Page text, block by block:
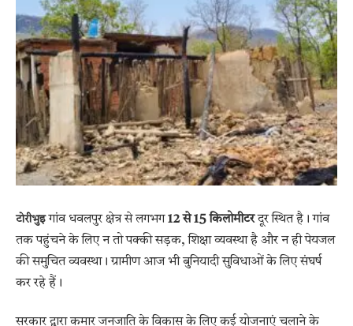
टोरीभुइगांव धवलपुर क्षेत्र से लगभग12 से 15 किलोमीटरदूर स्थित है। गांव
तक पहुंचने के लिए न तो पक्की सड़क, शिक्षा व्यवस्था है और न ही पेयजल
की समुचित व्यवस्था। ग्रामीण आज भी बुनियादी सुविधाओं के लिए संघर्ष
कर रहे हैं।
सरकार द्वारा कमार जनजाति के विकास के लिए कई योजनाएं चलाने के